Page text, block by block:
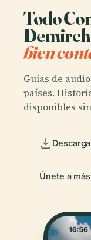
Todo
bien
Guías de
países.
disponibles
Únete a